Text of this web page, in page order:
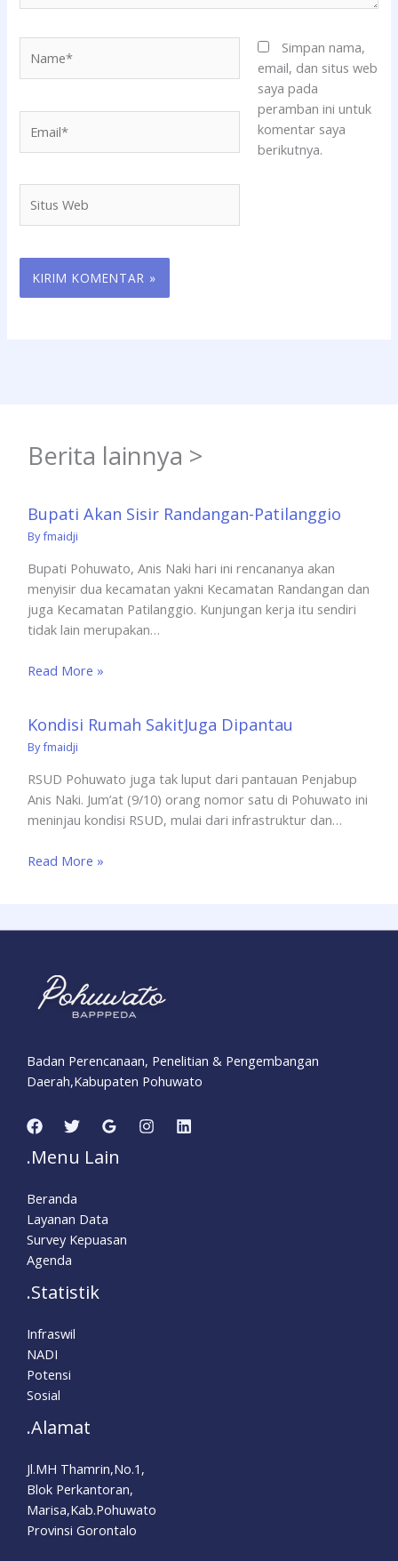
Web
Simpan nama,
email, dan situs web
saya pada
peramban ini untuk
komentar saya
berikutnya.
Berita lainnya >
Bupati Akan Sisir Randangan-Patilanggio
Byfmaidji
Bupati Pohuwato, Anis Naki hari ini rencananya akan
menyisir dua kecamatan yakni Kecamatan Randangan dan
juga Kecamatan Patilanggio. Kunjungan kerja itu sendiri
tidak lain merupakan…
Read More »
Kondisi Rumah SakitJuga Dipantau
Byfmaidji
RSUD Pohuwato juga tak luput dari pantauan Penjabup
Anis Naki. Jum’at (9/10) orang nomor satu di Pohuwato ini
meninjau kondisi RSUD, mulai dari infrastruktur dan…
Read More »
Badan Perencanaan, Penelitian & Pengembangan
Daerah,Kabupaten Pohuwato
.Menu Lain
Beranda
Layanan Data
Survey Kepuasan
Agenda
.Statistik
Infraswil
NADI
Potensi
Sosial
.Alamat
Jl.MH Thamrin,No.1,
Blok Perkantoran,
Marisa,Kab.Pohuwato
Provinsi Gorontalo